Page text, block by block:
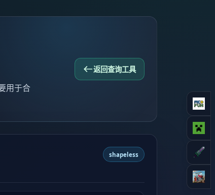
用于合
返回查询工具
shapeless